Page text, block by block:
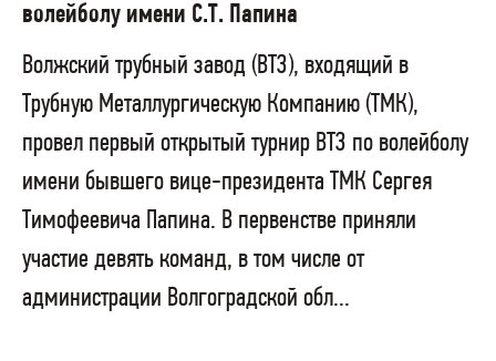
волейболу имени С.Т. Папина
Волжский трубный завод (ВТЗ), входящий в
Трубную Металлургическую Компанию (ТМК),
провел первый открытый турнир ВТЗ по волейболу
имени бывшего вице-президента ТМК Сергея
Тимофеевича Папина. В первенстве приняли
участие девять команд, в том числе от
администрации Волгоградской обл...